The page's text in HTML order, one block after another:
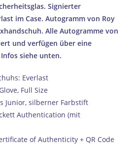
Signierter
im Case. Autogramm von Roy
Alle Autogramme von
und verfügen über eine
siehe unten.
Everlast
Full Size
Junior, silberner Farbstift
Authentication (mit
of Authenticity + QR Code